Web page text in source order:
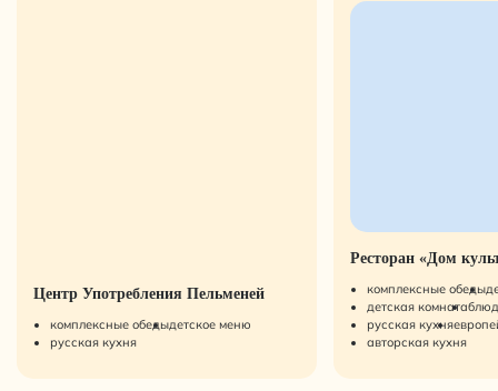
Центр Употребления Пельменей
комплексные обедыдетское меню
русская кухня
Ресторан «Дом
комплексные обеды
детская комната
русская кухня
авторская кухня